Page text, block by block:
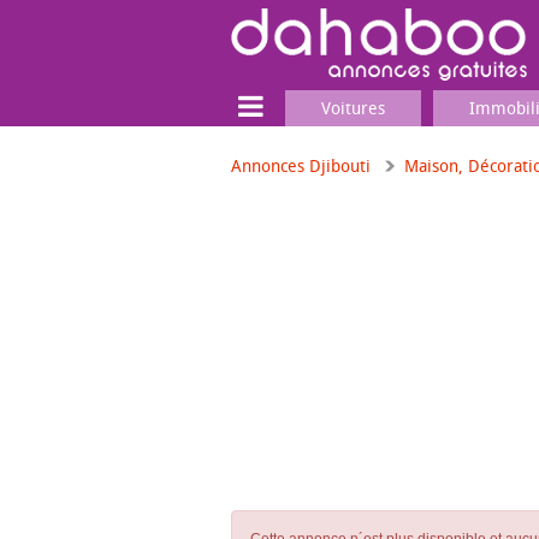
Voitures
Annonces Djibouti Maison,